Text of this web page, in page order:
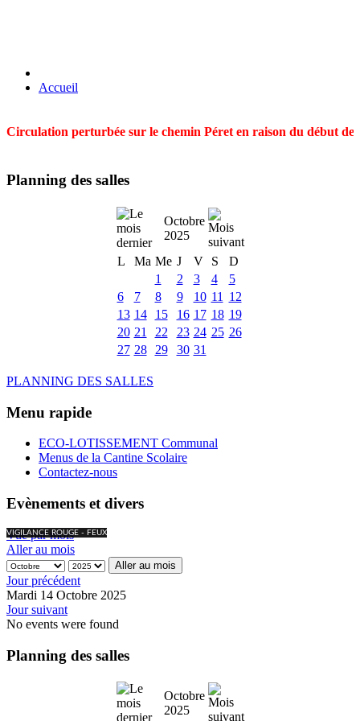
Accueil
Circulation perturbée sur le chemin Péret en raison du début
Planning des salles
Octobre
2025
L
Ma Me J V S
D
1
2 3 4
5
6
7 8 9 10 11
12
13 14 15 16 17 18 19
20 21 22 23 24 25 26
27 28 29 30 31
PLANNING DES SALLES
Menu rapide
ECO-LOTISSEMENT Communal
Menus de la Cantine Scolaire
Contactez-nous
Evènements et divers
VIGILANCE ROUGE - FEUX
Vue par mois
Aller au mois
Aller au mois
Jour précédent
Mardi 14 Octobre 2025
Jour suivant
No events were found
Planning des salles
Octobre
2025